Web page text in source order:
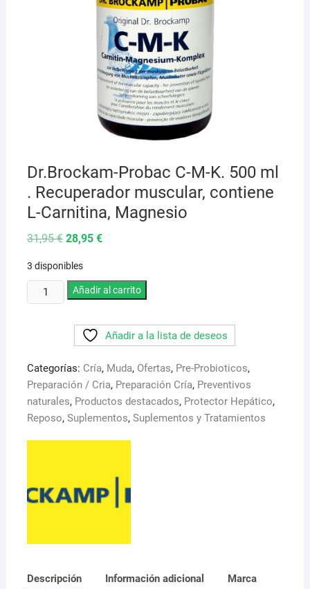
Dr.Brockam-Probac C-M-K. 500 ml
. Recuperador muscular, contiene
L-Carnitina, Magnesio
31,95€ El
precio
era:
31,95 €.
28,95 €El
28,95 €.
3 disponibles
Dr.Brockam-
Probac
500
ml
.
Recuperador
muscular,
Carnitina,
Magnesio
Añadir al carrito
Añadir a la lista de deseos
Categorías: Cría, Muda, Ofertas, Pre-Probioticos,
Preparación / Cria, Preparación Cría, Preventivos
naturales, Productos destacados, Protector Hepático,
Reposo, Suplementos, Suplementos y Tratamientos
Descripción Información adicional Marca